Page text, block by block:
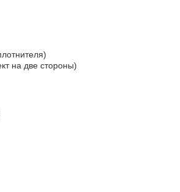
на две стороны)